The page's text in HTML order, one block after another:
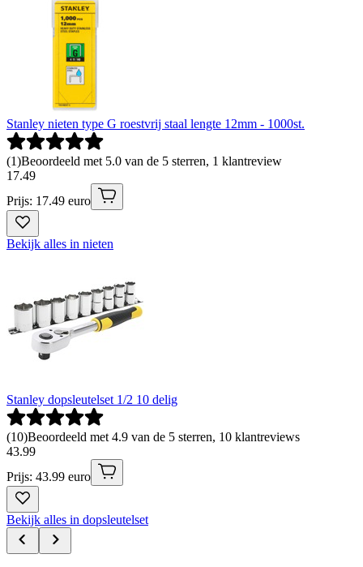
Stanley nieten type G roestvrij staal lengte 12mm - 1000st.
(1)Beoordeeld met 5.0 van de 5 sterren, 1 klantreview
17.49
Prijs: 17.49 euro
Bekijk alles in nieten
Stanley dopsleutelset 1/2 10 delig
(10)Beoordeeld met 4.9 van de 5 sterren, 10 klantreviews
43.99
Prijs: 43.99 euro
Bekijk alles in dopsleutelset